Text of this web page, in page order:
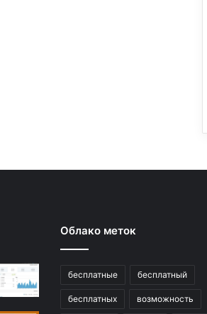
Облако меток
бесплатные бесплатный
бесплатных возможность